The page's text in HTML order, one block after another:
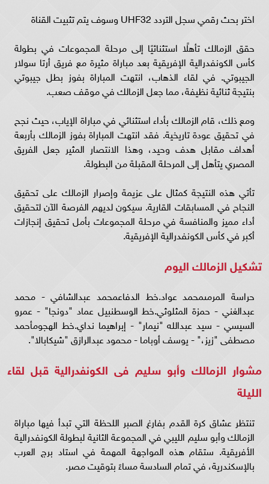
اختر بحث رقمي سجل التردد UHF32 وسوف يتم تثبيت القناة
حقق الزمالك تأهلًا استثنائيًا إلى مرحلة المجموعات في بطولة
كأس الكونفدرالية الإفريقية بعد مباراة مثيرة مع فريق أرتا سولار
الجيبوتي. في لقاء الذهاب، انتهت المباراة بفوز بطل جيبوتي
بنتيجة ثنائية نظيفة، مما جعل الزمالك في موقف صعب.
ومع ذلك، قام الزمالك بأداء استثنائي في مباراة الإياب، حيث نجح
في تحقيق عودة تاريخية. فقد انتهت المباراة بفوز الزمالك بأربعة
أهداف مقابل هدف وحيد، وهذا الانتصار المثير جعل الفريق
المصري يتأهل إلى المرحلة المقبلة من البطولة.
تأتي هذه النتيجة كمثال على عزيمة وإصرار الزمالك على تحقيق
النجاح في المسابقات القارية. سيكون لديهم الفرصة الآن لتحقيق
أداء مميز والمنافسة في مرحلة المجموعات بأمل تحقيق إنجازات
أكبر في كأس الكونفدرالية الإفريقية.
تشكيل الزمالك اليوم
حراسة المرمىمحمد عواد.خط الدفاعمحمد عبدالشافي - محمد
عبدالغني - حمزة المثلوثي.خط الوسطنبيل عماد "دونجا" - عمرو
السيسي - سيد عبدالله "نيمار" - إبراهيما نداي.خط الهجومأحمد
مصطفى "زيز،" - يوسف أوباما - محمود عبدالرازق "شيكابالا".
مشوار الزمالك وأبو سليم فى الكونفدرالية قبل لقاء
الليلة
تنتظر عشاق كرة القدم بفارغ الصبر اللحظة التي تبدأ فيها مباراة
الزمالك وأبو سليم الليبي في المجموعة الثانية لبطولة الكونفدرالية
الأفريقية. ستقام هذه المواجهة المهمة في استاد برج العرب
بالإسكندرية، في تمام السادسة مساءً بتوقيت مصر.